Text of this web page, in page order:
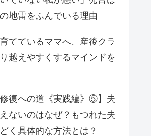
地雷をふんでいる理由
てているママへ。産後クラ
越えやすくするマインドを
修復への道《実践編》⑤】夫
ないのはなぜ？もつれた夫
く具体的な方法とは？